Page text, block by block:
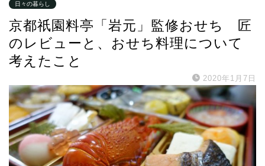
日々の暮らし
京都祇園料亭「岩元」監修おせち 匠
のレビューと、おせち料理について
考えたこと
2020年1月7日